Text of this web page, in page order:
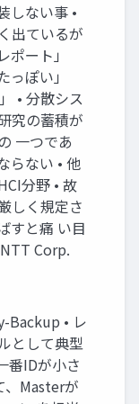
しない事 •
出ているが
ート」
っぽい」
• 分散シス
究の蓄積が
一つであ
らない • 他
分野 • 故
しく規定さ
すと痛 い目
Corp.
Backup • レ
として典型
番IDが小さ
、Masterが